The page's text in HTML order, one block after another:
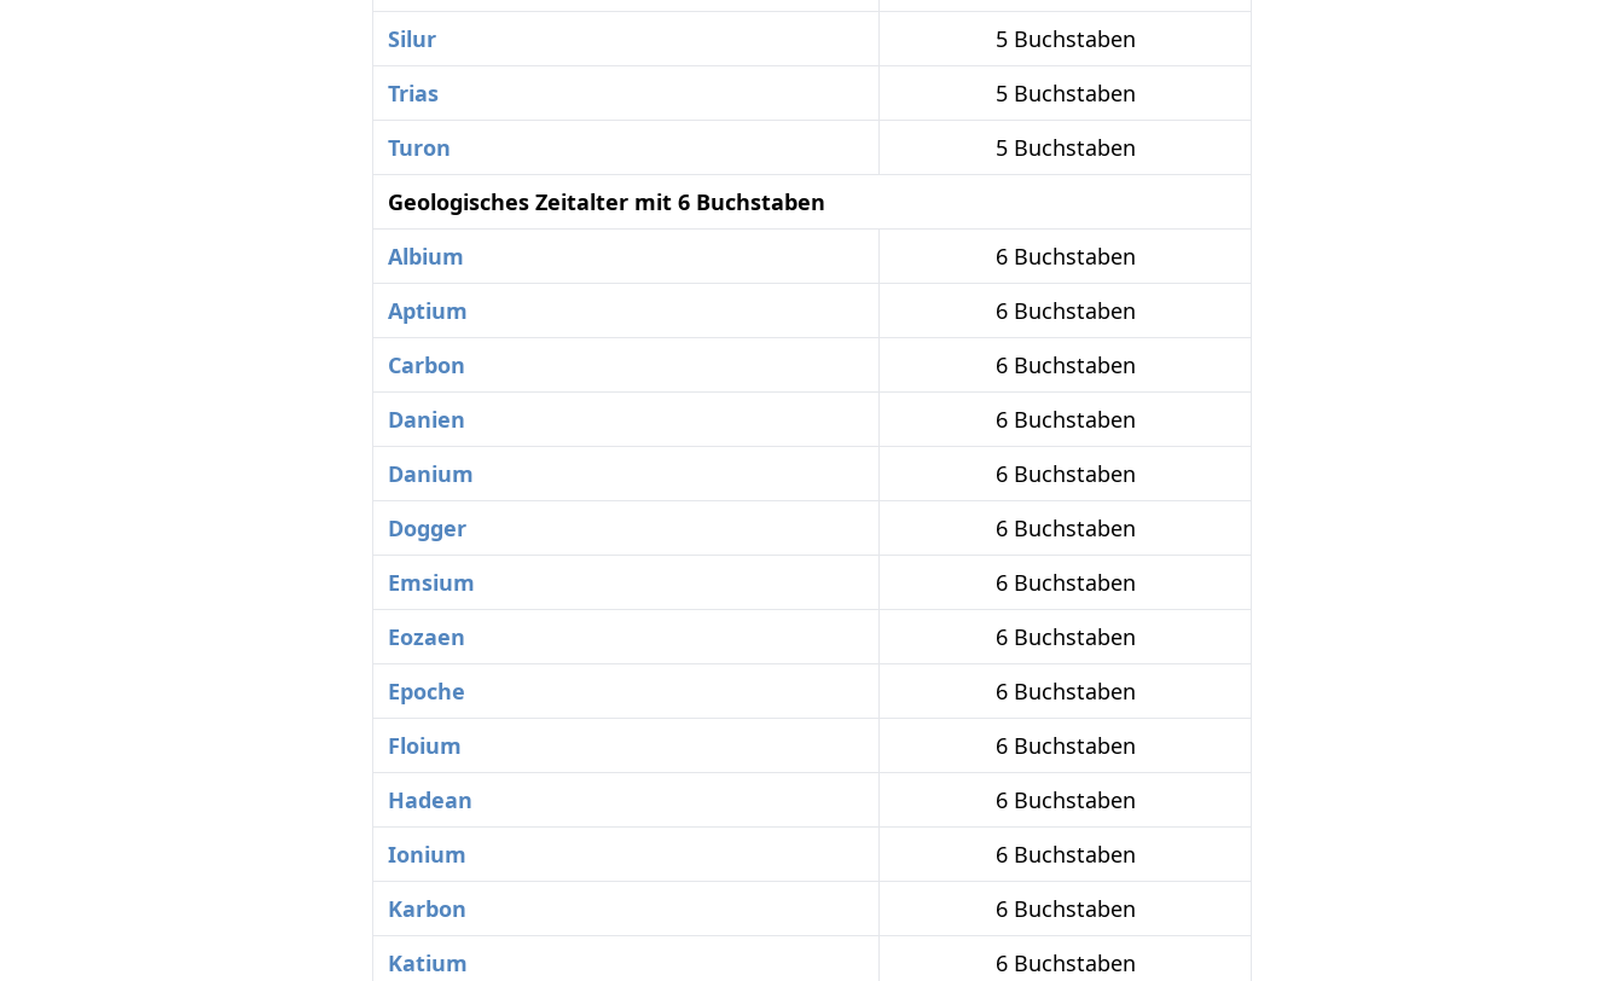
Silur
5 Buchstaben
Trias
5 Buchstaben
Turon
5 Buchstaben
Geologisches Zeitalter mit 6 Buchstaben
Albium
6 Buchstaben
Aptium
6 Buchstaben
Carbon
6 Buchstaben
Danien
6 Buchstaben
Danium
6 Buchstaben
Dogger
6 Buchstaben
Emsium
6 Buchstaben
Eozaen
6 Buchstaben
Epoche
6 Buchstaben
Floium
6 Buchstaben
Hadean
6 Buchstaben
Ionium
6 Buchstaben
Karbon
6 Buchstaben
Katium
6 Buchstaben